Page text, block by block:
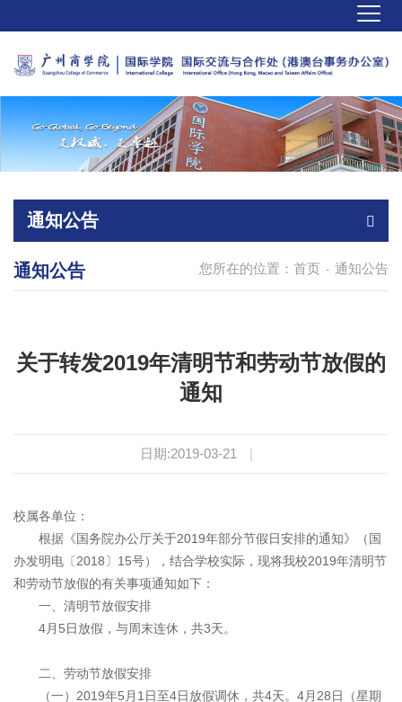
通知公告
您所在的位置： 首页 - 通知公告
通知公告
关于转发2019年清明节和劳动节放假的
通知
日期:2019-03-21 |
校属各单位：
根据《国务院办公厅关于2019年部分节假日安排的通知》（国
办发明电〔2018〕15号），结合学校实际，现将我校2019年清明节
和劳动节放假的有关事项通知如下：
一、清明节放假安排
4月5日放假，与周末连休，共3天。
二、劳动节放假安排
（一）2019年5月1日至4日放假调休，共4天。4月28日（星期